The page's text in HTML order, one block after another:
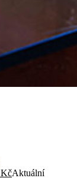
KčAktuální